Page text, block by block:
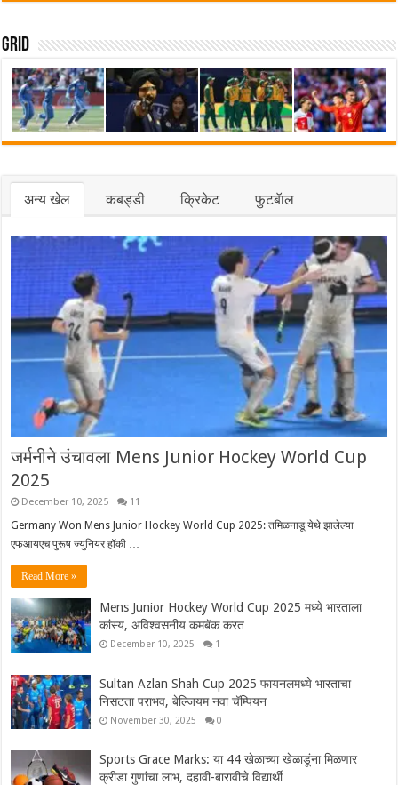
Grid
अन्य खेल कबड्डी क्रिकेट फुटबॅाल
जर्मनीने उंचावला Mens Junior Hockey World Cup
2025
December 10, 2025 11
Germany Won Mens Junior Hockey World Cup 2025: तमिळनाडू येथे झालेल्या
एफआयएच पुरूष ज्युनियर हॉकी …
Read More »
Mens Junior Hockey World Cup 2025 मध्ये भारताला
कांस्य, अविश्वसनीय कमबॅक करत…
December 10, 2025 1
Sultan Azlan Shah Cup 2025 फायनलमध्ये भारताचा
निसटता पराभव, बेल्जियम नवा चॅम्पियन
November 30, 2025 0
Sports Grace Marks: या 44 खेळाच्या खेळाडूंना मिळणार
क्रीडा गुणांचा लाभ, दहावी-बारावीचे विद्यार्थी…